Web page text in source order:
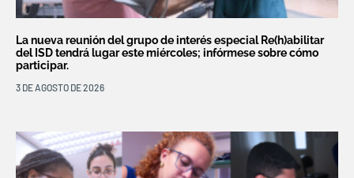
La nueva reunión del grupo de interés especial Re(h)abilitar
del ISD tendrá lugar este miércoles; infórmese sobre cómo
participar.
3 DE AGOSTO DE 2026